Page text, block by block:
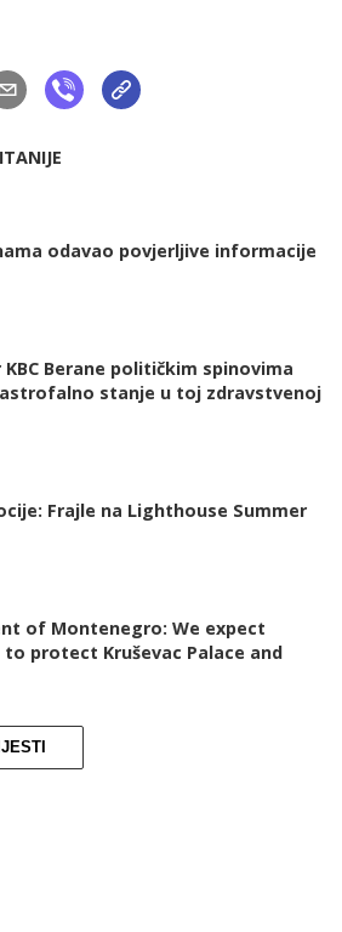
odavao povjerljive informacije
KBC Berane političkim spinovima
stanje u toj zdravstvenoj
Frajle na Lighthouse Summer
of Montenegro: We expect
protect Kruševac Palace and